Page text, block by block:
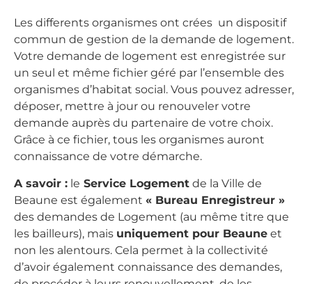
Les differents organismes ont crées un dispositif
commun de gestion de la demande de logement.
Votre demande de logement est enregistrée sur
un seul et même fichier géré par l’ensemble des
organismes d’habitat social. Vous pouvez adresser,
déposer, mettre à jour ou renouveler votre
demande auprès du partenaire de votre choix.
Grâce à ce fichier, tous les organismes auront
connaissance de votre démarche.
A savoir : le Service Logement de la Ville de
Beaune est également « Bureau Enregistreur »
des demandes de Logement (au même titre que
les bailleurs), mais uniquement pour Beaune et
non les alentours. Cela permet à la collectivité
d’avoir également connaissance des demandes,